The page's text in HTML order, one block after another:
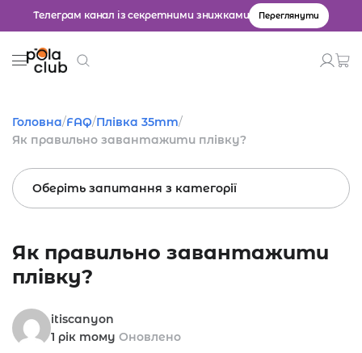
Телеграм канал із секретними знижками Переглянути
Введіть значення для пошуку.
Головна/FAQ/Плівка 35mm/
Як правильно завантажити плівку?
Оберіть запитання з категорії
Як правильно завантажити
плівку?
itiscanyon
1 рік тому Оновлено